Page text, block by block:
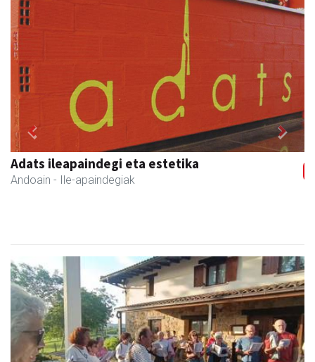
Leizaran Institutua
Andoain - Hezkuntza
Previous Next